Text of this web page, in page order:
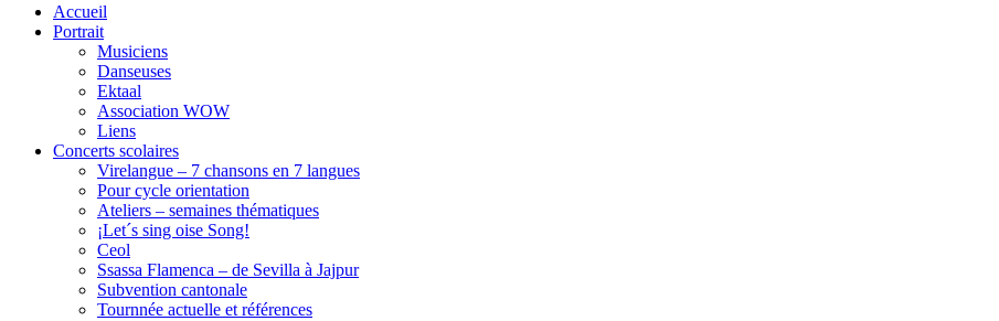
Accueil
Portrait
Musiciens
Danseuses
Ektaal
Association WOW
Liens
Concerts scolaires
Virelangue – 7 chansons en 7 langues
Pour cycle orientation
Ateliers – semaines thématiques
¡Let´s sing oise Song!
Ceol
Ssassa Flamenca – de Sevilla à Jajpur
Subvention cantonale
Tournnée actuelle et références